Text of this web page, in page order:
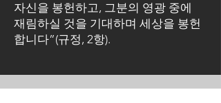
자신을 봉헌하고, 그분의 영광 중에
재림하실 것을 기대하며 세상을 봉헌
합니다”(규정, 2항).